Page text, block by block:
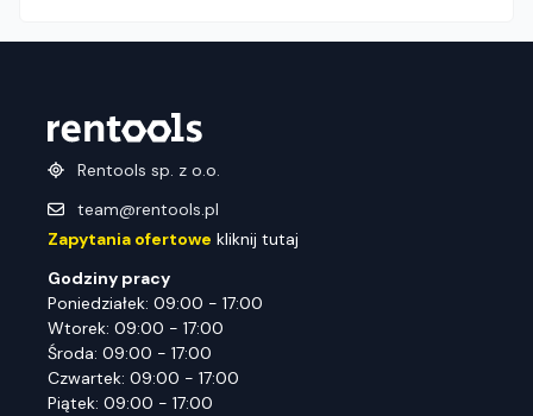
Rentools sp. z o.o.
team@rentools.pl
Zapytania ofertowe kliknij tutaj
Godziny pracy
Poniedziałek: 09:00 - 17:00
Wtorek: 09:00 - 17:00
Środa: 09:00 - 17:00
Czwartek: 09:00 - 17:00
Piątek: 09:00 - 17:00